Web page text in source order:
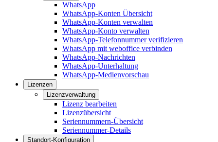
WhatsApp
WhatsApp-Konten Übersicht
WhatsApp-Konten verwalten
WhatsApp-Konto verwalten
WhatsApp-Telefonnummer verifizieren
WhatsApp mit weboffice verbinden
WhatsApp-Nachrichten
WhatsApp-Unterhaltung
WhatsApp-Medienvorschau
Lizenzen
Lizenzverwaltung
Lizenz bearbeiten
Lizenzübersicht
Seriennummern-Übersicht
Seriennummer-Details
Standort-Konfiguration